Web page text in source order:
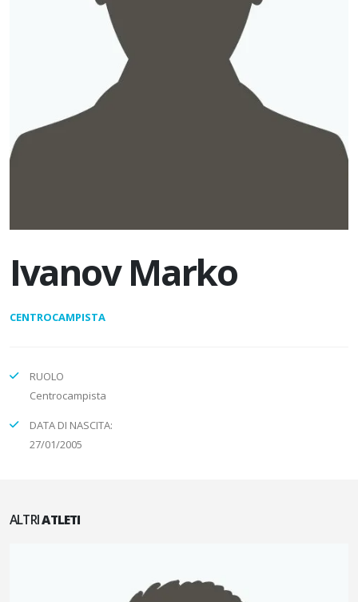
Ivanov Marko
CENTROCAMPISTA
RUOLO
Centrocampista
DATA DI NASCITA:
27/01/2005
ALTRIATLETI